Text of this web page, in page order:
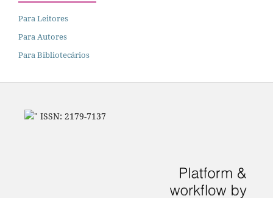
Para Leitores
Para Autores
Para Bibliotecários
" ISSN: 2179-7137